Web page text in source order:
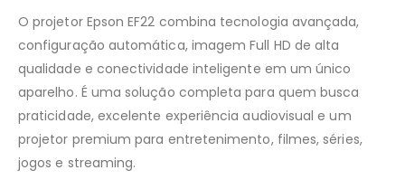
O projetor Epson EF22 combina tecnologia avançada,
configuração automática, imagem Full HD de alta
qualidade e conectividade inteligente em um único
aparelho. É uma solução completa para quem busca
praticidade, excelente experiência audiovisual e um
projetor premium para entretenimento, filmes, séries,
jogos e streaming.